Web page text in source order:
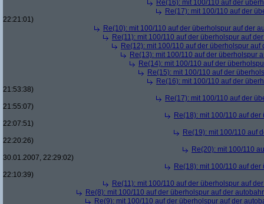
Re(16): mit 100/110 auf der
Re(17): mit 100/110 auf der
22:21:01)
Re(10): mit 100/110 auf der überholspur auf der
Re(11): mit 100/110 auf der überholspur auf
Re(12): mit 100/110 auf der überholspur
Re(13): mit 100/110 auf der überholspur
Re(14): mit 100/110 auf der
Re(15): mit 100/110 auf der
Re(16): mit 100/110 auf der
21:53:38)
Re(17): mit 100/110 auf der
21:55:07)
Re(18): mit 100/110 auf
22:07:51)
Re(19): mit 100/110 auf
22:20:26)
Re(20): mit 100/110
30.01.2007, 22:29:02)
Re(18): mit 100/110 auf
22:10:39)
Re(11): mit 100/110 auf der überholspur auf
Re(8): mit 100/110 auf der überholspur auf der
Re(9): mit 100/110 auf der überholspur auf der